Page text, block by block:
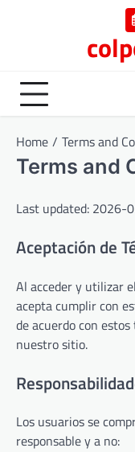
Home Terms and
Terms and
Last updated: 2026-
Aceptación de
Al acceder y utilizar
acepta cumplir con
de acuerdo con
nuestro sitio.
Los usuarios se
responsable y a no: